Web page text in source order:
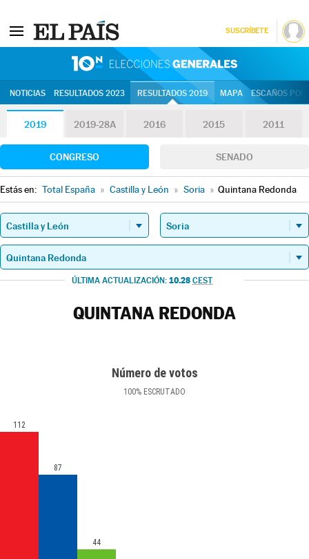
SUSCRÍBETE
NOTICIAS RESULTADOS 2023 RESULTADOS 2019 MAPA ESCAÑOS
2019 2019-28A 2016 2015 2011
CONGRESO SENADO
Estás en: Total España » Castilla y León » Soria » Quintana Redonda
ÚLTIMA ACTUALIZACIÓN: 10.28 CEST
QUINTANA REDONDA
Número de votos
100% ESCRUTADO
112
87
44